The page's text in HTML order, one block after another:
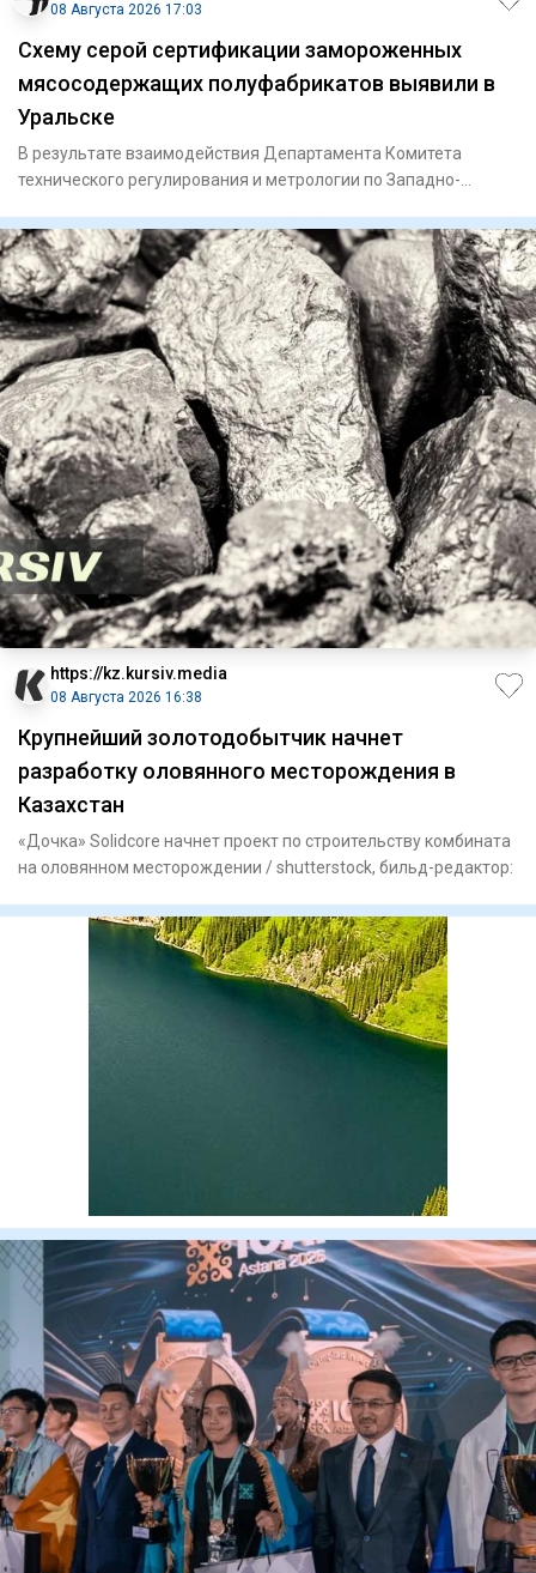
08 Августа 2026 17:03
Схему серой сертификации замороженных
мясосодержащих полуфабрикатов выявили в
Уральске
В результате взаимодействия Департамента Комитета
технического регулирования и метрологии по Западно-
https://kz.kursiv.media
08 Августа 2026 16:38
Крупнейший золотодобытчик начнет
разработку оловянного месторождения в
Казахстан
«Дочка» Solidcore начнет проект по строительству комбината
на оловянном месторождении / shutterstock, бильд-редактор: